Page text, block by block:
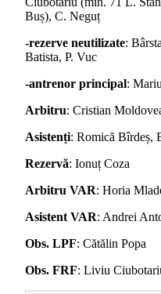
Buș), C. Neguț
-rezerve neutilizate:
Batista, P. Vuc
-antrenor principal:
Arbitru: Cristian
Asistenți: Romică Bîrdeș,
Rezervă: Ionuț Coza
Arbitru VAR: Horia
Asistent VAR: Andrei
Obs. LPF: Cătălin Popa
Obs. FRF: Liviu